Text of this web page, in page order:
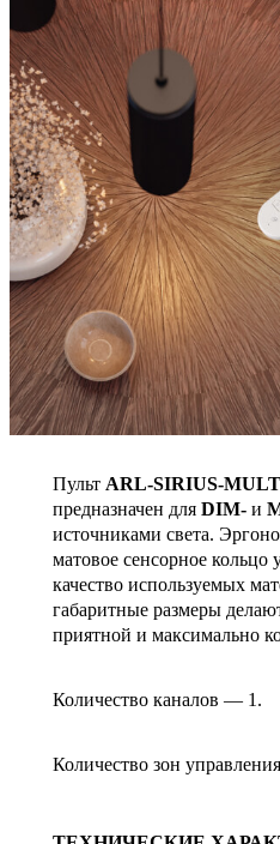
Пульт ARL-SIRIUS-
предназначен для DIM- и
источниками света.
матовое сенсорное кольцо
качество используемых
габаритные размеры
приятной и максимально
Количество каналов — 1.
Количество зон